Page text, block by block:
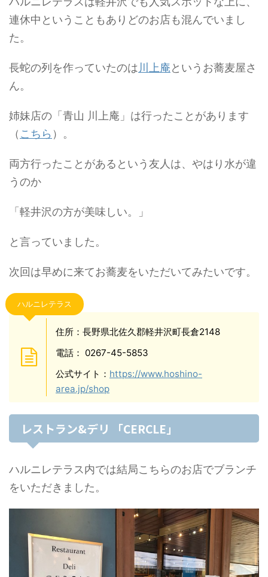
連休中ということもありどのお店も混んでいまし
た。
長蛇の列を作っていたのは川上庵というお蕎麦屋さ
ん。
姉妹店の「青山 川上庵」は行ったことがあります
（ こちら ）。
両方行ったことがあるという友人は、やはり水が違
うのか
「軽井沢の方が美味しい。」
と言っていました。
次回は早めに来てお蕎麦をいただいてみたいです。
ハルニレテラス
住所：長野県北佐久郡軽井沢町長倉2148
電話： 0267-45-5853
公式サイト： https://www.hoshino-
area.jp/shop
レストラン&デリ 「CERCLE」
ハルニレテラス内では結局こちらのお店でブランチ
をいただきました。